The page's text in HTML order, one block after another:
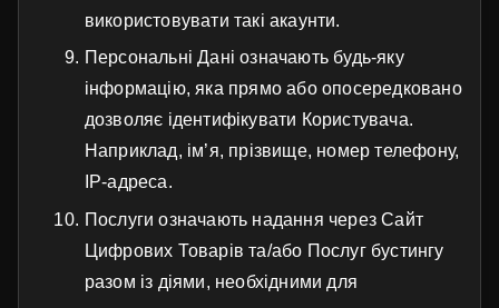
використовувати такі акаунти.
Персональні Дані означають будь-яку
інформацію, яка прямо або опосередковано
дозволяє ідентифікувати Користувача.
Наприклад, ім’я, прізвище, номер телефону,
IP-адреса.
Послуги означають надання через Сайт
Цифрових Товарів та/або Послуг бустингу
разом із діями, необхідними для